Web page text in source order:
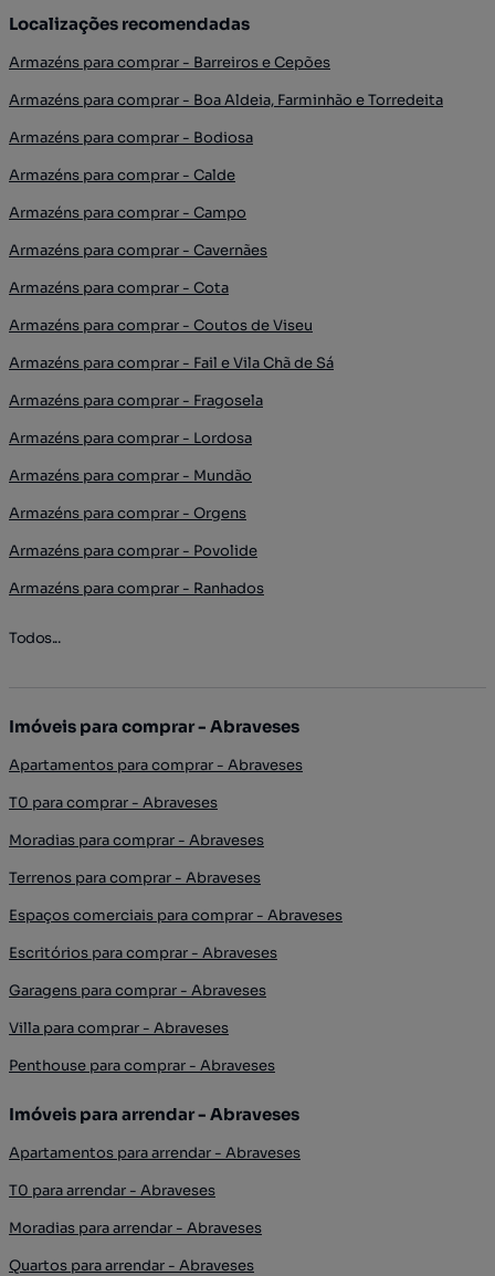
Localizações recomendadas
Armazéns para comprar - Barreiros e Cepões
Armazéns para comprar - Boa Aldeia, Farminhão e Torredeita
Armazéns para comprar - Bodiosa
Armazéns para comprar - Calde
Armazéns para comprar - Campo
Armazéns para comprar - Cavernães
Armazéns para comprar - Cota
Armazéns para comprar - Coutos de Viseu
Armazéns para comprar - Fail e Vila Chã de Sá
Armazéns para comprar - Fragosela
Armazéns para comprar - Lordosa
Armazéns para comprar - Mundão
Armazéns para comprar - Orgens
Armazéns para comprar - Povolide
Armazéns para comprar - Ranhados
Todos...
Imóveis para comprar - Abraveses
Apartamentos para comprar - Abraveses
T0 para comprar - Abraveses
Moradias para comprar - Abraveses
Terrenos para comprar - Abraveses
Espaços comerciais para comprar - Abraveses
Escritórios para comprar - Abraveses
Garagens para comprar - Abraveses
Villa para comprar - Abraveses
Penthouse para comprar - Abraveses
Imóveis para arrendar - Abraveses
Apartamentos para arrendar - Abraveses
T0 para arrendar - Abraveses
Moradias para arrendar - Abraveses
Quartos para arrendar - Abraveses